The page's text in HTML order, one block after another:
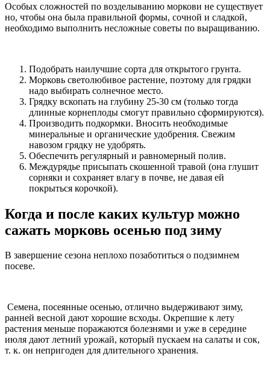
Особых сложностей по возделыванию моркови не существует
но, чтобы она была правильной формы, сочной и сладкой,
необходимо выполнить несложные советы по выращиванию.
Подобрать наилучшие сорта для открытого грунта.
Морковь светолюбивое растение, поэтому для грядки
надо выбирать солнечное место.
Грядку вскопать на глубину 25-30 см (только тогда
длинные корнеплоды смогут правильно сформируются).
Производить подкормки. Вносить необходимые
минеральные и органические удобрения. Свежим
навозом грядку не удобрять.
Обеспечить регулярный и равномерный полив.
Междурядье присыпать скошенной травой (она глушит
сорняки и сохраняет влагу в почве, не давая ей
покрыться корочкой).
Когда и после каких культур можно
сажать морковь осенью под зиму
В завершение сезона неплохо позаботиться о подзимнем
посеве.
Семена, посеянные осенью, отлично выдерживают зиму,
ранней весной дают хорошие всходы. Окрепшие к лету
растения меньше поражаются болезнями и уже в середине
июля дают летний урожай, который пускаем на салаты и сок,
т. к. он непригоден для длительного хранения.